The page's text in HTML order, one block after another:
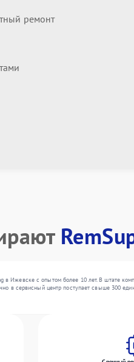
ремонт
Ижевске с опытом более 10 лет. В штате
в сервисный центр поступает свыше 300